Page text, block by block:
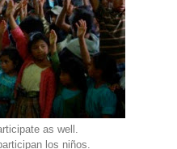
as well.
los niños.